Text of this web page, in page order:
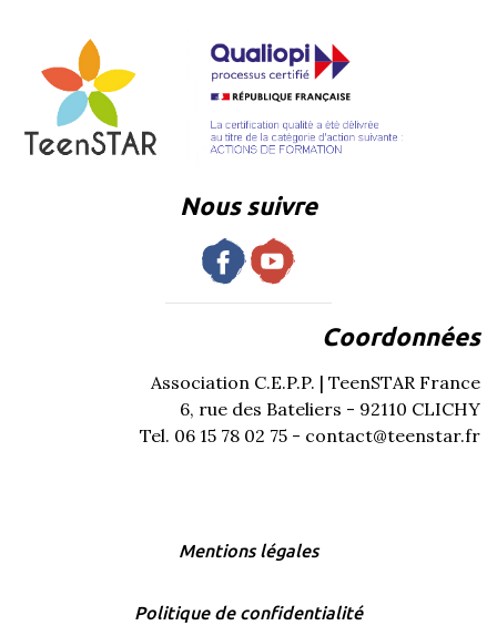
Nous suivre
Coordonnées
Association C.E.P.P. | TeenSTAR France
6, rue des Bateliers - 92110 CLICHY
Tel. 06 15 78 02 75 - contact@teenstar.fr
Mentions légales
Politique de confidentialité